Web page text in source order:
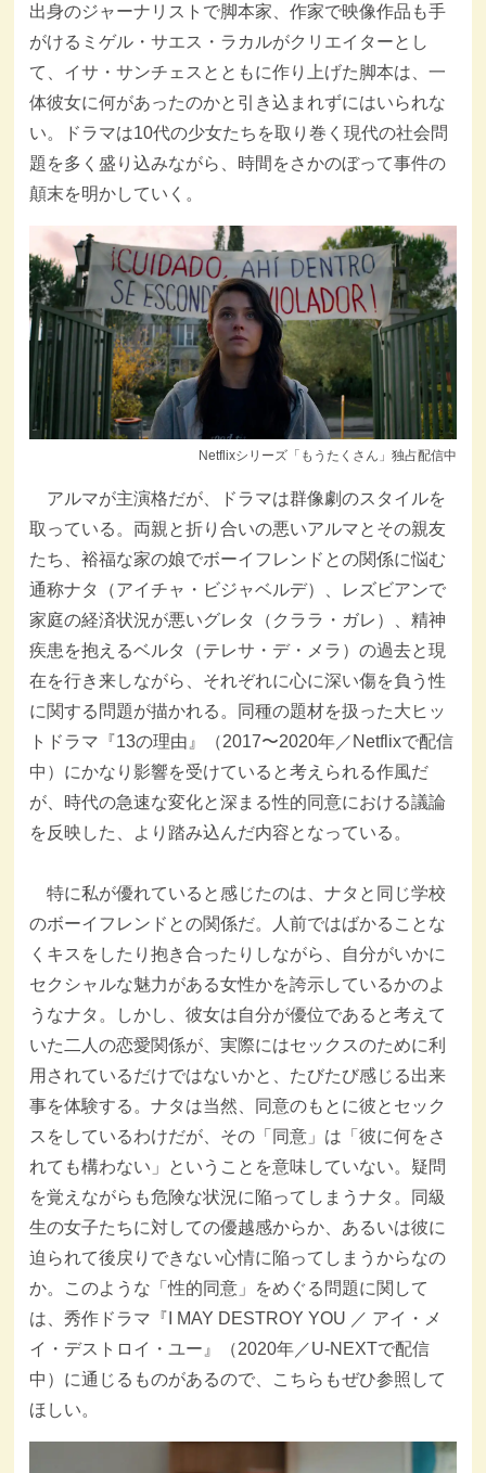
出身のジャーナリストで脚本家、作家で映像作品も手
がけるミゲル・サエス・ラカルがクリエイターとし
て、イサ・サンチェスとともに作り上げた脚本は、一
体彼女に何があったのかと引き込まれずにはいられな
い。ドラマは10代の少女たちを取り巻く現代の社会問
題を多く盛り込みながら、時間をさかのぼって事件の
顛末を明かしていく。
Netflixシリーズ「もうたくさん」独占配信中
アルマが主演格だが、ドラマは群像劇のスタイルを
取っている。両親と折り合いの悪いアルマとその親友
たち、裕福な家の娘でボーイフレンドとの関係に悩む
通称ナタ（アイチャ・ビジャベルデ）、レズビアンで
家庭の経済状況が悪いグレタ（クララ・ガレ）、精神
疾患を抱えるベルタ（テレサ・デ・メラ）の過去と現
在を行き来しながら、それぞれに心に深い傷を負う性
に関する問題が描かれる。同種の題材を扱った大ヒッ
トドラマ『13の理由』（2017〜2020年／Netflixで配信
中）にかなり影響を受けていると考えられる作風だ
が、時代の急速な変化と深まる性的同意における議論
を反映した、より踏み込んだ内容となっている。
特に私が優れていると感じたのは、ナタと同じ学校
のボーイフレンドとの関係だ。人前ではばかることな
くキスをしたり抱き合ったりしながら、自分がいかに
セクシャルな魅力がある女性かを誇示しているかのよ
うなナタ。しかし、彼女は自分が優位であると考えて
いた二人の恋愛関係が、実際にはセックスのために利
用されているだけではないかと、たびたび感じる出来
事を体験する。ナタは当然、同意のもとに彼とセック
スをしているわけだが、その「同意」は「彼に何をさ
れても構わない」ということを意味していない。疑問
を覚えながらも危険な状況に陥ってしまうナタ。同級
生の女子たちに対しての優越感からか、あるいは彼に
迫られて後戻りできない心情に陥ってしまうからなの
か。このような「性的同意」をめぐる問題に関して
は、秀作ドラマ『I MAY DESTROY YOU ／ アイ・メ
イ・デストロイ・ユー』（2020年／U-NEXTで配信
中）に通じるものがあるので、こちらもぜひ参照して
ほしい。